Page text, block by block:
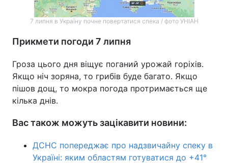
7 липня в Україну почне повертатися спека / фото УНІАН
Прикмети погоди 7 липня
Гроза цього дня віщує поганий урожай горіхів.
Якщо ніч зоряна, то грибів буде багато. Якщо
пішов дощ, то мокра погода протримається ще
кілька днів.
Вас також можуть зацікавити новини:
ДСНС попереджає про надзвичайну спеку в
Україні: яким областям готуватися до +41°